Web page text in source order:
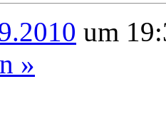
um
»